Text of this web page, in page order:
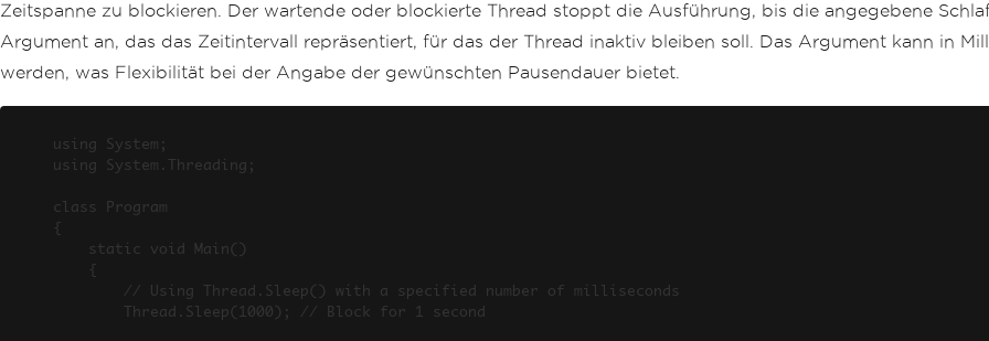
Zeitspanne zu blockieren. Der wartende oder blockierte Thread stoppt die Ausführung, bis die angegebene
Argument an, das das Zeitintervall repräsentiert, für das der Thread inaktiv bleiben soll. Das Argument kann in
werden, was Flexibilität bei der Angabe der gewünschten Pausendauer bietet.
using System;
using System.Threading;
class Program
{